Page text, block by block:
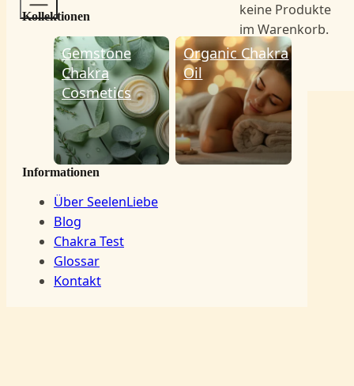
keine Produkte
im Warenkorb.
Kollektionen
Gemstone
Chakra
Cosmetics
Organic Chakra
Oil
Informationen
Über SeelenLiebe
Blog
Chakra Test
Glossar
Kontakt